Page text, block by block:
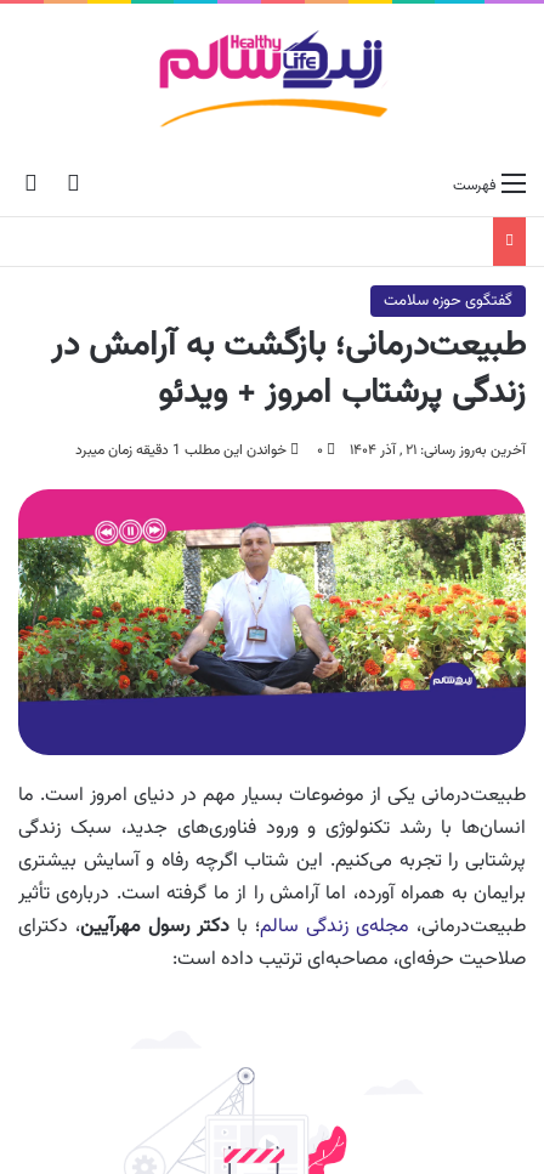
skin فهرست
گفتگوی حوزه سلامت
طبیعت‌درمانی؛ بازگشت به آرامش در
زندگی پرشتاب امروز + ویدئو
آخرین به‌روز رسانی: ۲۱ , آذر ۱۴۰۴ ۰ خواندن این مطلب 1 دقیقه زمان میبرد
طبیعت‌درمانی یکی از موضوعات بسیار مهم در دنیای امروز است. ما
انسان‌ها با رشد تکنولوژی و ورود فناوری‌های جدید، سبک زندگی
پرشتابی را تجربه می‌کنیم. این شتاب اگرچه رفاه و آسایش بیشتری
برایمان به همراه آورده، اما آرامش را از ما گرفته است. درباره‌ی تأثیر
طبیعت‌درمانی، مجله‌ی زندگی سالم؛ با دکتر رسول مهرآیین، دکترای
صلاحیت حرفه‌ای، مصاحبه‌ای ترتیب داده است: